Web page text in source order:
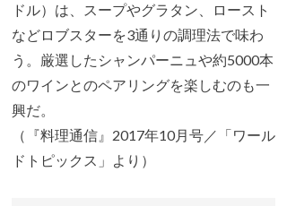
ドル）は、スープやグラタン、ロースト
などロブスターを3通りの調理法で味わ
う。厳選したシャンパーニュや約5000本
のワインとのペアリングを楽しむのも一
興だ。
（『料理通信』2017年10月号／「ワール
ドトピックス」より）